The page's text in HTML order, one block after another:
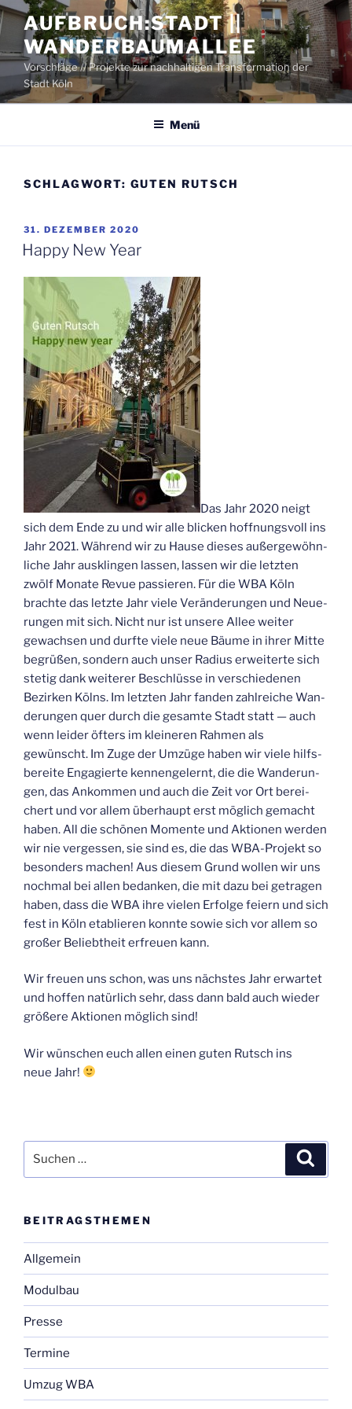
Zum
Inhalt
springen
AUFBRUCH:STADT ||
WANDERBAUMALLEE
Vorschläge // Projekte zur nachhaltigen Transformation der
Stadt Köln
Menü
SCHLAGWORT: GUTEN RUTSCH
VERÖFFENTLICHT
AM
31. DEZEMBER 2020
Hap­py New Year
Das Jahr 2020 neigt
sich dem Ende zu und wir alle bli­cken hoff­nungs­voll ins
Jahr 2021. Wäh­rend wir zu Hau­se die­ses außer­ge­wöhn­
li­che Jahr aus­klin­gen las­sen, las­sen wir die letz­ten
zwölf Mona­te Revue pas­sie­ren. Für die WBA Köln
brach­te das letz­te Jahr vie­le Ver­än­de­run­gen und Neue­
run­gen mit sich. Nicht nur ist unse­re Allee wei­ter
gewach­sen und durf­te vie­le neue Bäu­me in ihrer Mit­te
begrü­ßen, son­dern auch unser Radi­us erwei­ter­te sich
ste­tig dank wei­te­rer Beschlüs­se in ver­schie­de­nen
Bezir­ken Kölns. Im letz­ten Jahr fan­den zahl­rei­che Wan­
de­run­gen quer durch die gesam­te Stadt statt — auch
wenn lei­der öfters im klei­ne­ren Rah­men als
gewünscht. Im Zuge der Umzü­ge haben wir vie­le hilfs­
be­rei­te Enga­gier­te ken­nen­ge­lernt, die die Wan­de­run­
gen, das Ankom­men und auch die Zeit vor Ort berei­
chert und vor allem über­haupt erst mög­lich gemacht
haben. All die schö­nen Momen­te und Aktio­nen wer­den
wir nie ver­ges­sen, sie sind es, die das WBA-Pro­jekt so
beson­ders machen! Aus die­sem Grund wol­len wir uns
noch­mal bei allen bedan­ken, die mit dazu bei getra­gen
haben, dass die WBA ihre vie­len Erfol­ge fei­ern und sich
fest in Köln eta­blie­ren konn­te sowie sich vor allem so
gro­ßer Beliebt­heit erfreu­en kann.
Wir freu­en uns schon, was uns nächs­tes Jahr erwar­tet
und hof­fen natür­lich sehr, dass dann bald auch wie­der
grö­ße­re Aktio­nen mög­lich sind!
Wir wün­schen euch allen einen guten Rutsch ins
neue Jahr!
nach:
BEI­TRAGS­THE­MEN
Allgemein
Modulbau
Presse
Termine
Umzug WBA